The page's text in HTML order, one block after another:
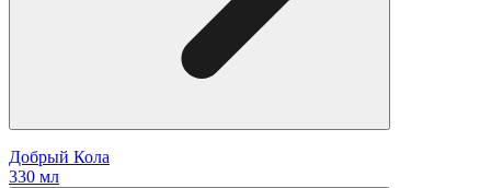
Добрый Кола
330 мл